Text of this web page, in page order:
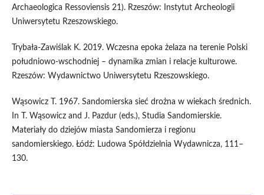
Archaeologica Ressoviensis 21). Rzeszów: Instytut Archeologii
Uniwersytetu Rzeszowskiego.
Trybała-Zawiślak K. 2019. Wczesna epoka żelaza na terenie Polski
południowo-wschodniej – dynamika zmian i relacje kulturowe.
Rzeszów: Wydawnictwo Uniwersytetu Rzeszowskiego.
Wąsowicz T. 1967. Sandomierska sieć drożna w wiekach średnich.
In T. Wąsowicz and J. Pazdur (eds.), Studia Sandomierskie.
Materiały do dziejów miasta Sandomierza i regionu
sandomierskiego. Łódź: Ludowa Spółdzielnia Wydawnicza, 111–
130.